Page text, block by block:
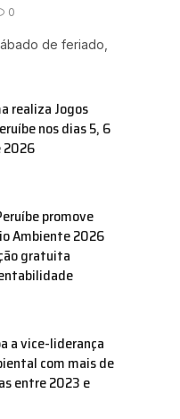
0
de feriado,
realiza Jogos
nos dias 5, 6
2026
promove
Ambiente 2026
gratuita
a vice-liderança
com mais de
entre 2023 e